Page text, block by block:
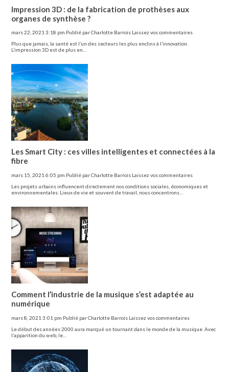
Impression 3D : de la fabrication de prothèses aux
organes de synthèse ?
mars 22, 2021 3:18 pm Publié parCharlotte Barrois Laissez vos commentaires
Plus que jamais, la santé est l’un des secteurs les plus enclins à l’innovation.
L’impression 3D est de plus en…
Les Smart City : ces villes intelligentes et connectées à la
fibre
mars 15, 2021 6:05 pm Publié parCharlotte Barrois Laissez vos commentaires
Les projets urbains influencent directement nos conditions sociales, économiques et
environnementales. Lieux de vie et souvent de travail, nous concentrons…
Comment l’industrie de la musique s’est adaptée au
numérique
mars 8, 2021 3:01 pm Publié parCharlotte Barrois Laissez vos commentaires
Le début des années 2000 aura marqué un tournant dans le monde de la musique. Avec
l’apparition du web, le…